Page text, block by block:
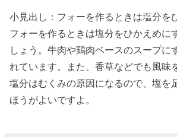
小見出し：フォーを作るときは塩分を
フォーを作るときは塩分をひかえめに
しょう。牛肉や鶏肉ベースのスープに
れています。また、香草などでも風味
塩分はむくみの原因になるので、塩を
ほうがよいですよ。